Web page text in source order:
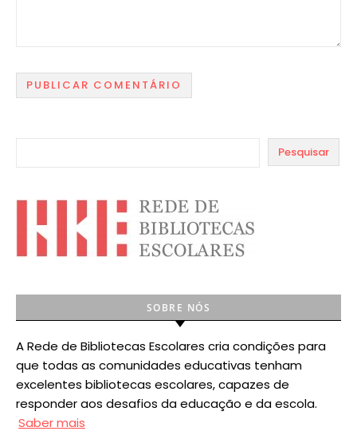
Pesquisar
SOBRE NÓS
A Rede de Bibliotecas Escolares cria condições para
que todas as comunidades educativas tenham
excelentes bibliotecas escolares, capazes de
responder aos desafios da educação e da escola.
Saber mais